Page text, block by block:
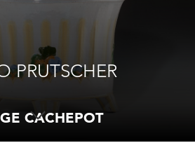
PRUTSCHER
CACHEPOT